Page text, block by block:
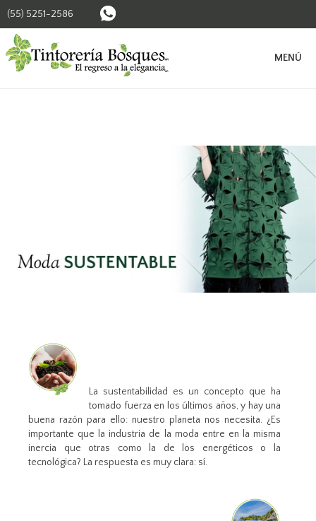
(55) 5251-2586
MENÚ
La sustentabilidad es un concepto que ha
tomado fuerza en los últimos años, y hay una
buena razón para ello: nuestro planeta nos necesita. ¿Es
importante que la industria de la moda entre en la misma
inercia que otras como la de los energéticos o la
tecnológica? La respuesta es muy clara: sí.